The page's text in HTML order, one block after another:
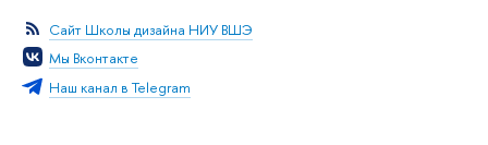
Сайт Школы дизайна НИУ ВШЭ
Мы Вконтакте
Наш канал в Telegram